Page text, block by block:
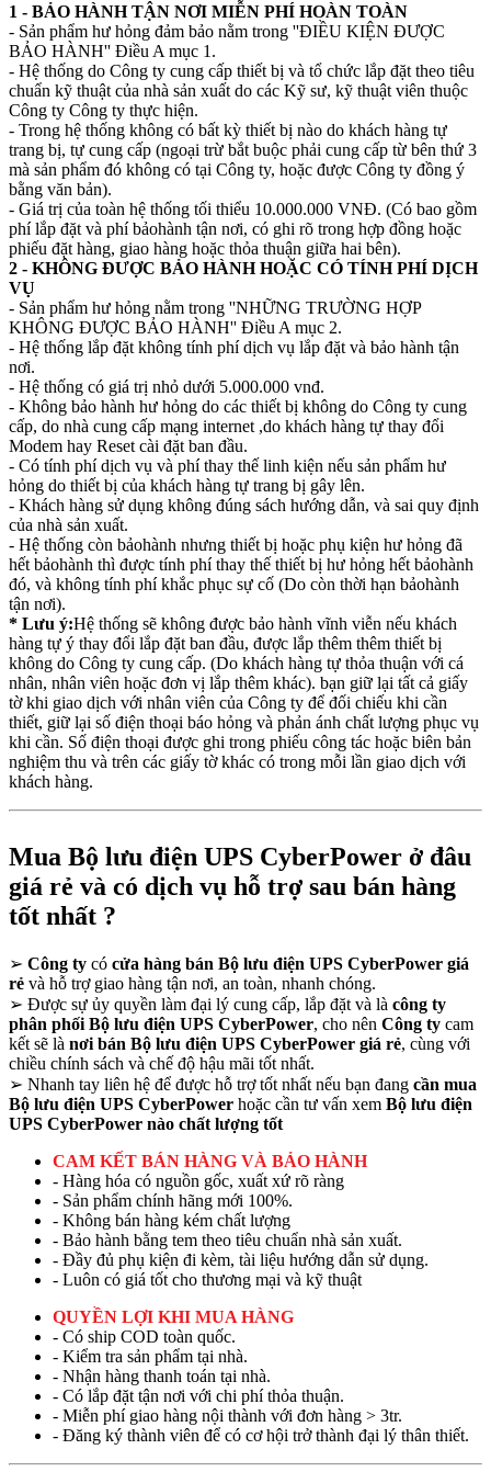
1 - BẢO HÀNH TẬN NƠI MIỄN PHÍ HOÀN TOÀN
- Sản phẩm hư hỏng đảm bảo nằm trong ''ĐIỀU KIỆN ĐƯỢC
BẢO HÀNH'' Điều A mục 1.
- Hệ thống do Công ty cung cấp thiết bị và tổ chức lắp đặt theo tiêu
chuẩn kỹ thuật của nhà sản xuất do các Kỹ sư, kỹ thuật viên thuộc
Công ty Công ty thực hiện.
- Trong hệ thống không có bất kỳ thiết bị nào do khách hàng tự
trang bị, tự cung cấp (ngoại trừ bắt buộc phải cung cấp từ bên thứ 3
mà sản phẩm đó không có tại Công ty, hoặc được Công ty đồng ý
bằng văn bản).
- Giá trị của toàn hệ thống tối thiểu 10.000.000 VNĐ. (Có bao gồm
phí lắp đặt và phí bảohành tận nơi, có ghi rõ trong hợp đồng hoặc
phiếu đặt hàng, giao hàng hoặc thỏa thuận giữa hai bên).
2 - KHÔNG ĐƯỢC BẢO HÀNH HOẶC CÓ TÍNH PHÍ DỊCH
VỤ
- Sản phẩm hư hỏng nằm trong ''NHỮNG TRƯỜNG HỢP
KHÔNG ĐƯỢC BẢO HÀNH'' Điều A mục 2.
- Hệ thống lắp đặt không tính phí dịch vụ lắp đặt và bảo hành tận
nơi.
- Hệ thống có giá trị nhỏ dưới 5.000.000 vnđ.
- Không bảo hành hư hỏng do các thiết bị không do Công ty cung
cấp, do nhà cung cấp mạng internet ,do khách hàng tự thay đổi
Modem hay Reset cài đặt ban đầu.
- Có tính phí dịch vụ và phí thay thế linh kiện nếu sản phẩm hư
hỏng do thiết bị của khách hàng tự trang bị gây lên.
- Khách hàng sử dụng không đúng sách hướng dẫn, và sai quy định
của nhà sản xuất.
- Hệ thống còn bảohành nhưng thiết bị hoặc phụ kiện hư hỏng đã
hết bảohành thì được tính phí thay thế thiết bị hư hỏng hết bảohành
đó, và không tính phí khắc phục sự cố (Do còn thời hạn bảohành
tận nơi).
* Lưu ý:Hệ thống sẽ không được bảo hành vĩnh viễn nếu khách
hàng tự ý thay đổi lắp đặt ban đầu, được lắp thêm thêm thiết bị
không do Công ty cung cấp. (Do khách hàng tự thỏa thuận với cá
nhân, nhân viên hoặc đơn vị lắp thêm khác). bạn giữ lại tất cả giấy
tờ khi giao dịch với nhân viên của Công ty để đối chiếu khi cần
thiết, giữ lại số điện thoại báo hỏng và phản ánh chất lượng phục vụ
khi cần. Số điện thoại được ghi trong phiếu công tác hoặc biên bản
nghiệm thu và trên các giấy tờ khác có trong mỗi lần giao dịch với
khách hàng.
Mua Bộ lưu điện UPS CyberPower ở đâu
giá rẻ và có dịch vụ hỗ trợ sau bán hàng
tốt nhất ?
➢ Công ty có cửa hàng bán Bộ lưu điện UPS CyberPower giá
rẻ và hỗ trợ giao hàng tận nơi, an toàn, nhanh chóng.
➢ Được sự ủy quyền làm đại lý cung cấp, lắp đặt và là công ty
phân phối Bộ lưu điện UPS CyberPower, cho nên Công ty cam
kết sẽ là nơi bán Bộ lưu điện UPS CyberPower giá rẻ, cùng với
chiều chính sách và chế độ hậu mãi tốt nhất.
➢ Nhanh tay liên hệ để được hỗ trợ tốt nhất nếu bạn đang cần mua
Bộ lưu điện UPS CyberPower hoặc cần tư vấn xem Bộ lưu điện
UPS CyberPower nào chất lượng tốt
CAM KẾT BÁN HÀNG VÀ BẢO HÀNH
- Hàng hóa có nguồn gốc, xuất xứ rõ ràng
- Sản phẩm chính hãng mới 100%.
- Không bán hàng kém chất lượng
- Bảo hành bằng tem theo tiêu chuẩn nhà sản xuất.
- Đầy đủ phụ kiện đi kèm, tài liệu hướng dẫn sử dụng.
- Luôn có giá tốt cho thương mại và kỹ thuật
QUYỀN LỢI KHI MUA HÀNG
- Có ship COD toàn quốc.
- Kiểm tra sản phẩm tại nhà.
- Nhận hàng thanh toán tại nhà.
- Có lắp đặt tận nơi với chi phí thỏa thuận.
- Miễn phí giao hàng nội thành với đơn hàng > 3tr.
- Đăng ký thành viên để có cơ hội trở thành đại lý thân thiết.